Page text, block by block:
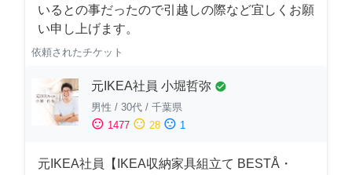
いるとの事だったので引越しの際など宜しくお願
い申し上げます。
依頼されたチケット
元IKEA社員 小堀哲弥 check_circle
男性 / 30代 / 千葉県
sentiment_satisfied 1477 sentiment_neutral 28 sentiment_dissatisfied 1
元IKEA社員【IKEA収納家具組立て BESTÅ・